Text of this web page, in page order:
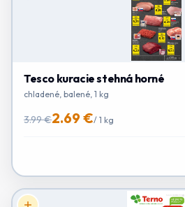
Tesco kuracie stehná horné
chladené, balené, 1 kg
3.99 €2.69 €/ 1 kg